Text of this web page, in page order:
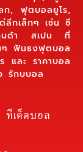
ก, ฟุตบอลยูโร,
ลีกเล็กๆ เช่น ซี
นด้า สเปน ที่
ๆ ฟันธงฟุตบอล
และ ราคาบอล
รักบบอล
ทีเด็ดบอล